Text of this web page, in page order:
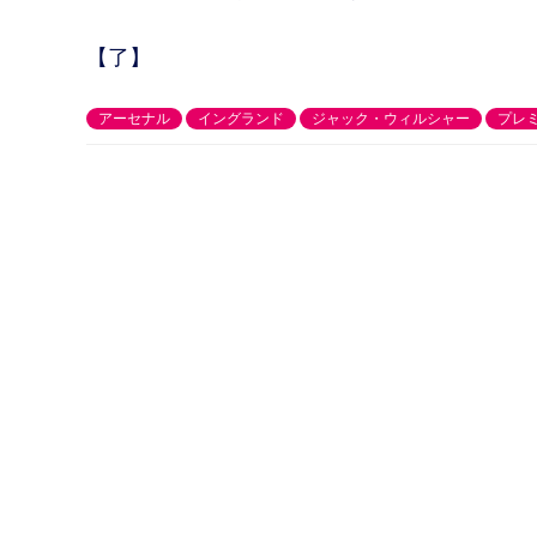
【了】
アーセナル イングランド ジャック・ウィルシャー プレ